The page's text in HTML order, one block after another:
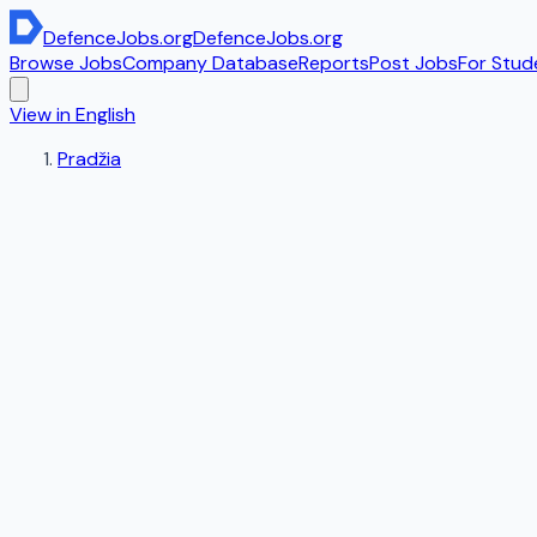
DefenceJobs.orgDefenceJobs.org
Browse JobsCompany DatabaseReportsPost JobsFor
View in English
Pradžia